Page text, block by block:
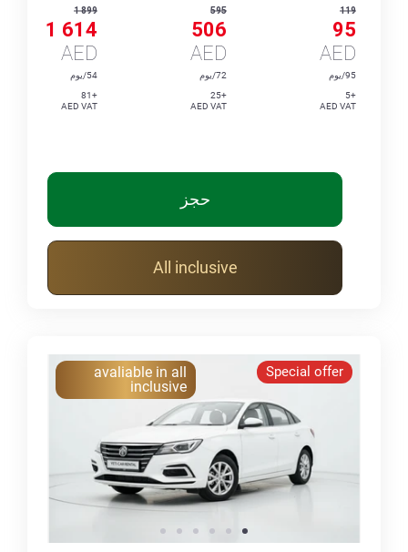
119
95
AED
95/يوم
+5
AED VAT
595
506
AED
72/يوم
+25
AED VAT
1 899
1 614
AED
54/يوم
+81
AED VAT
حجز
All inclusive
Special offer
avaliable in all
inclusive